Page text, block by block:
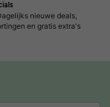
nieuwe deals,
en gratis extra's